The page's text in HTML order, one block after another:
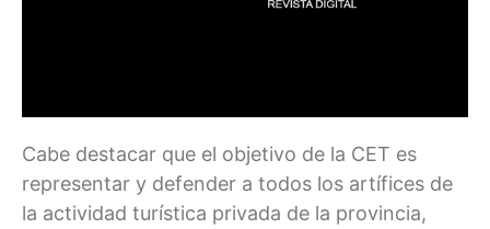
Cabe destacar que el objetivo de la CET es
representar y defender a todos los artífices de
la actividad turística privada de la provincia,